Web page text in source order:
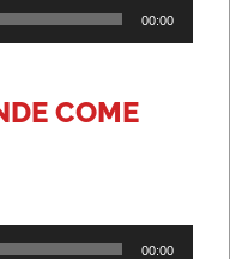
00:00
COME
00:00